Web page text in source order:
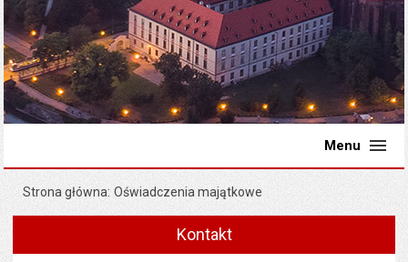
Menu
Strona główna Oświadczenia majątkowe
Kontakt